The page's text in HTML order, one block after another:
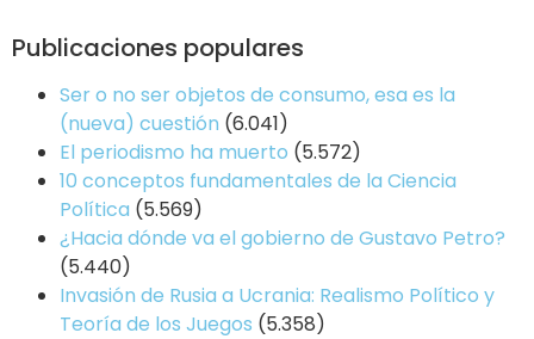
Publicaciones populares
Ser o no ser objetos de consumo, esa es la
(nueva) cuestión (6.041)
El periodismo ha muerto (5.572)
10 conceptos fundamentales de la Ciencia
Política (5.569)
¿Hacia dónde va el gobierno de Gustavo Petro?
(5.440)
Invasión de Rusia a Ucrania: Realismo Político y
Teoría de los Juegos (5.358)